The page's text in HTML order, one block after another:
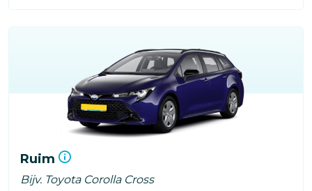
Ruim
Bijv. Toyota Corolla Cross